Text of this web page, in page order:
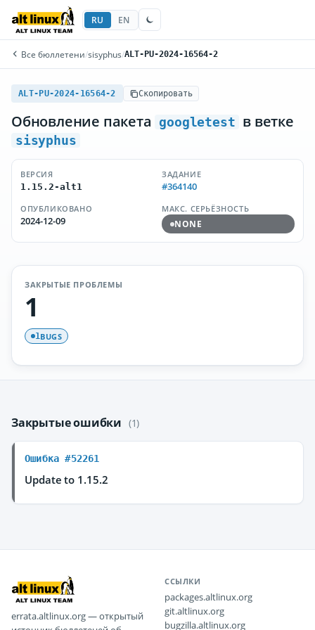
RU EN
Все бюллетени/sisyphus/ALT-PU-2024-16564-2
ALT-PU-2024-16564-2 Скопировать
Обновление пакета googletest в ветке
sisyphus
ВЕРСИЯ
1.15.2-alt1
ЗАДАНИЕ
#364140
ОПУБЛИКОВАНО
2024-12-09
МАКС. СЕРЬЁЗНОСТЬ
NONE
ЗАКРЫТЫЕ ПРОБЛЕМЫ
1
1BUGS
Закрытые ошибки (1)
Ошибка #52261
Update to 1.15.2
errata.altlinux.org — открытый
ССЫЛКИ
packages.altlinux.org
git.altlinux.org
bugzilla.altlinux.org